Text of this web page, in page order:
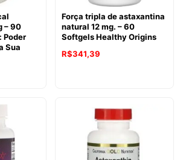
– 90
Poder
Sua
Força tripla de astaxantina
natural 12 mg. – 60
Softgels Healthy Origins
O
R$635,48.
R$341,39
R$341,39.